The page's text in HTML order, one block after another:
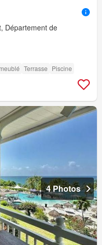
Département de
Terrasse Piscine
4 Photos